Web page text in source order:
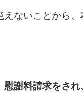
ないことから、
慰謝料請求をさ